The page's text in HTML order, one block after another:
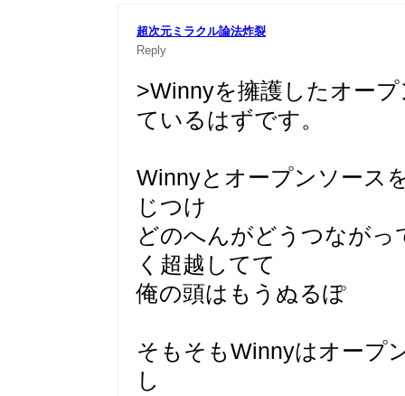
超次元ミラクル論法炸裂
Reply
>Winnyを擁護したオー
ているはずです。
Winnyとオープンソース
じつけ
どのへんがどうつながっ
く超越してて
俺の頭はもうぬるぽ
そもそもWinnyはオープ
し